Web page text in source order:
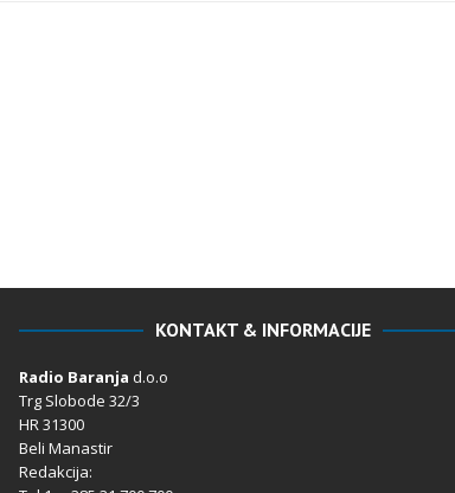
KONTAKT & INFORMACIJE
Radio Baranja d.o.o
Trg Slobode 32/3
HR 31300
Beli Manastir
Redakcija: